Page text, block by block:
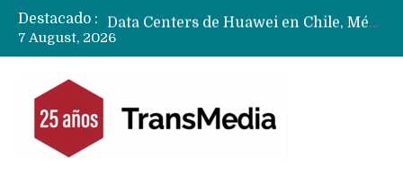
Destacado :
7 August, 2026